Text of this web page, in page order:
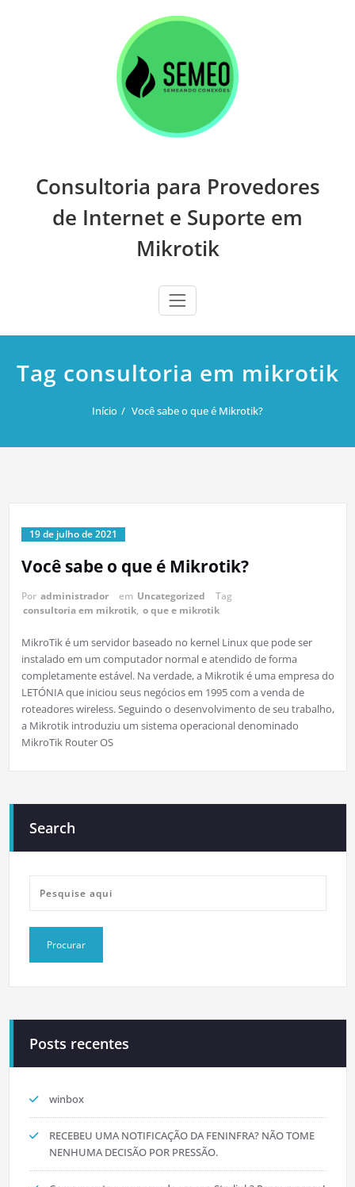
Consultoria para Provedores
de Internet e Suporte em
Mikrotik
Tag consultoria em mikrotik
Início Você sabe o que é Mikrotik?
19 de julho de 2021
Você sabe o que é Mikrotik?
Por administrador em Uncategorized
Tag
consultoria em mikrotik, o que e mikrotik
MikroTik é um servidor baseado no kernel Linux que pode ser
instalado em um computador normal e atendido de forma
completamente estável. Na verdade, a Mikrotik é uma empresa do
LETÓNIA que iniciou seus negócios em 1995 com a venda de
roteadores wireless. Seguindo o desenvolvimento de seu trabalho,
a Mikrotik introduziu um sistema operacional denominado
MikroTik Router OS
Search
Posts recentes
winbox
RECEBEU UMA NOTIFICAÇÃO DA FENINFRA? NÃO TOME
NENHUMA DECISÃO POR PRESSÃO.